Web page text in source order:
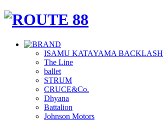
ISAMU KATAYAMA BACKLASH
The Line
ballet
STRUM
CRUCE&Co.
Dhyana
Battalion
Johnson Motors